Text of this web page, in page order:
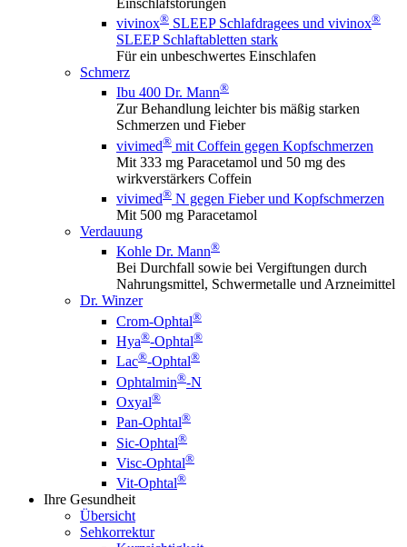
vivinox® SLEEP Schlafdragees und vivinox®
SLEEP Schlaftabletten stark
Für ein unbeschwertes Einschlafen
Schmerz
Ibu 400 Dr. Mann®
Zur Behandlung leichter bis mäßig starken
Schmerzen und Fieber
vivimed® mit Coffein gegen Kopfschmerzen
Mit 333 mg Paracetamol und 50 mg des
wirkverstärkers Coffein
vivimed® N gegen Fieber und Kopfschmerzen
Mit 500 mg Paracetamol
Verdauung
Kohle Dr. Mann®
Bei Durchfall sowie bei Vergiftungen durch
Nahrungsmittel, Schwermetalle und Arzneimittel
Dr. Winzer
Crom-Ophtal®
Hya®-Ophtal®
Lac®-Ophtal®
Ophtalmin®-N
Oxyal®
Pan-Ophtal®
Sic-Ophtal®
Visc-Ophtal®
Vit-Ophtal®
Ihre Gesundheit
Übersicht
Sehkorrektur